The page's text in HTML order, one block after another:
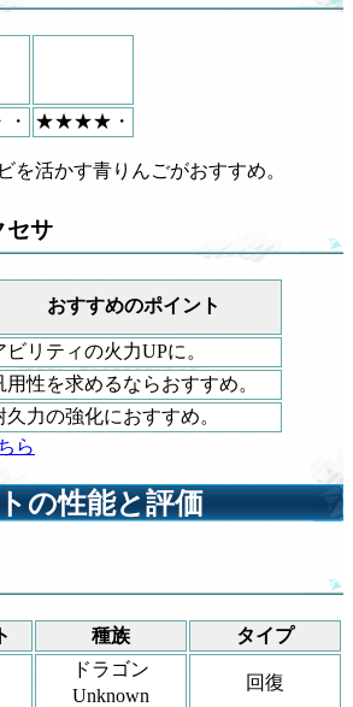
★★★★・
を活かす青りんごがおすすめ。
セサ
おすすめのポイント
ビリティの火力UPに。
用性を求めるならおすすめ。
久力の強化におすすめ。
ら
の性能と評価
種族 タイプ
ドラゴン
Unknown
回復